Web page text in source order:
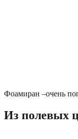
Фоамиран –очень
Из полевых